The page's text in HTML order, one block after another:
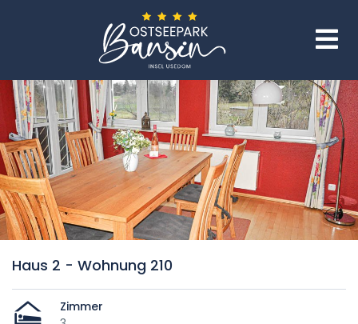
Haus 2 - Wohnung 210
Zimmer